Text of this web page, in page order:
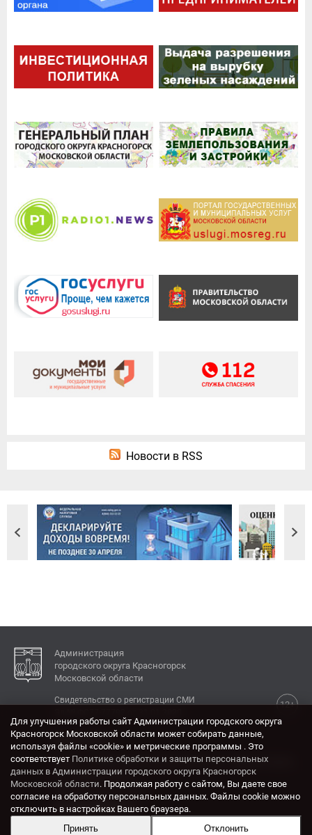
Новости в RSS
Администрация
городского округа Красногорск
Московской области
12+
Свидетельство о регистрации СМИ
КОНТАКТЫ
Адрес: 143404, Московская область, г. Красногорск,
ул. Ленина, дом 4.
Электронная почта:
krasrn@mosreg.ru
Для улучшения работы сайт Администрации городского округа
Красногорск Московской области может собирать данные,
используя файлы «cookie» и метрические программы . Это
соответствует Политике обработки и защиты персональных
данных в Администрации городского округа Красногорск
Московской области. Продолжая работу с сайтом, Вы даете свое
согласие на обработку персональных данных. Файлы cookie можно
отключить в настройках Вашего браузера.
Принять
Отклонить